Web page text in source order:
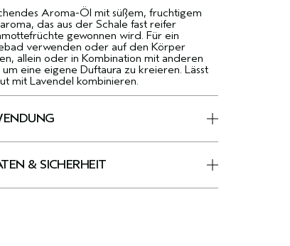
Aroma-Öl mit süßem, fruchtigem
das aus der Schale fast reifer
gewonnen wird. Für ein
verwenden oder auf den Körper
allein oder in Kombination mit anderen
eine eigene Duftaura zu kreieren. Lässt
mit Lavendel kombinieren.
& SICHERHEIT